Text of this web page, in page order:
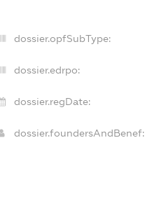
dossier.opfSubType:
dossier.edrpo:
dossier.regDate:
dossier.foundersAndBenef: